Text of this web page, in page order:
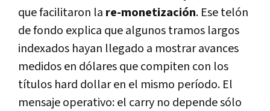
que facilitaron la re-monetización. Ese telón
de fondo explica que algunos tramos largos
indexados hayan llegado a mostrar avances
medidos en dólares que compiten con los
títulos hard dollar en el mismo período. El
mensaje operativo: el carry no depende sólo